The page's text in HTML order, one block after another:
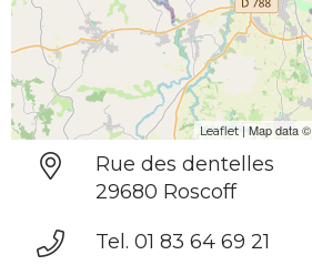
Leaflet | Map data ©
Rue des dentelles
29680 Roscoff
Tel. 01 83 64 69 21